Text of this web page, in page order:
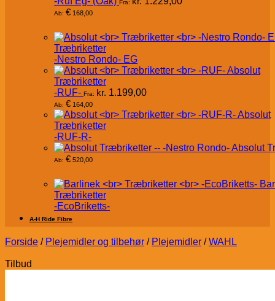
Fra:
Ab: € 168,00
Træbriketter
-Nestro Rondo- EG
Absolut
Træbriketter
-RUF- Fra: kr. 1.199,00
Ab: € 164,00
Absolut
Træbriketter
-RUF-R-
Absolut
Ab: € 520,00
Træbriketter
-EcoBriketts-
A-H Ride Fibre
Forside / Plejemidler og tilbehør / Plejemidler / WAHL
Tilbud